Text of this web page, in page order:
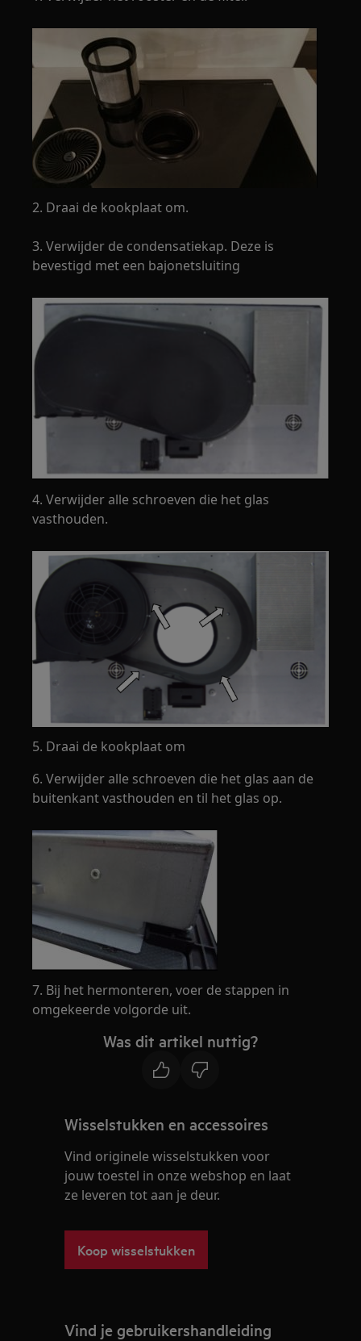
2. Draai de kookplaat om.
3. Verwijder de condensatiekap. Deze is
bevestigd met een bajonetsluiting
4. Verwijder alle schroeven die het glas
vasthouden.
5. Draai de kookplaat om
6. Verwijder alle schroeven die het glas aan de
buitenkant vasthouden en til het glas op.
7. Bij het hermonteren, voer de stappen in
omgekeerde volgorde uit.
Was dit artikel nuttig?
Wisselstukken en accessoires
Vind originele wisselstukken voor
jouw toestel in onze webshop en laat
ze leveren tot aan je deur.
Koop wisselstukken
Vind je gebruikershandleiding